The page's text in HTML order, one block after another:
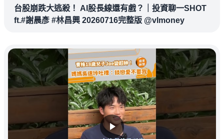
台股崩跌大逃殺！ AI股長線還有戲？｜投資聊一SHOT
ft.#謝晨彥 #林昌興 20260716完整版 @vlmoney